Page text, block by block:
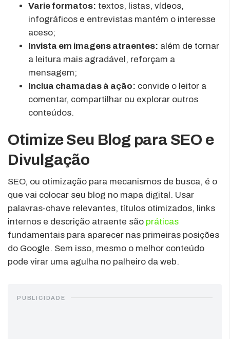
Varie formatos: textos, listas, vídeos,
infográficos e entrevistas mantém o interesse
aceso;
Invista em imagens atraentes: além de tornar
a leitura mais agradável, reforçam a
mensagem;
Inclua chamadas à ação: convide o leitor a
comentar, compartilhar ou explorar outros
conteúdos.
Otimize Seu Blog para SEO e
Divulgação
SEO, ou otimização para mecanismos de busca, é o
que vai colocar seu blog no mapa digital. Usar
palavras-chave relevantes, títulos otimizados, links
internos e descrição atraente são práticas
fundamentais para aparecer nas primeiras posições
do Google. Sem isso, mesmo o melhor conteúdo
pode virar uma agulha no palheiro da web.
PUBLICIDADE